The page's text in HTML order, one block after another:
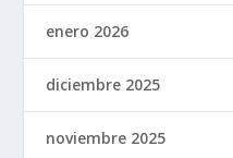
enero 2026
diciembre 2025
noviembre 2025